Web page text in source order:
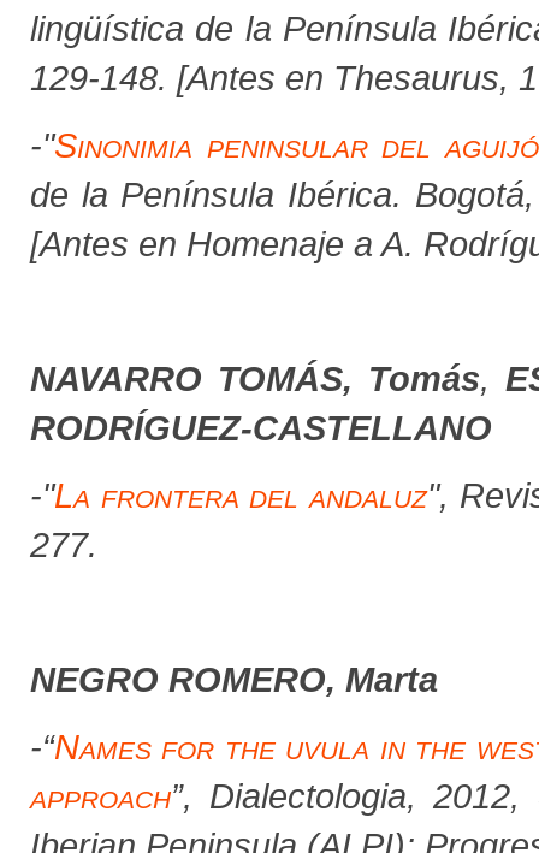
lingüística de la Península
129-148. [Antes en Thesaurus,
-"Sinonimia peninsular del
de la Península Ibérica.
[Antes en Homenaje a A.
NAVARRO TOMÁS, Tomás,
RODRÍGUEZ-CASTELLANO
-"La frontera del andaluz",
277.
NEGRO ROMERO, Marta
-“Names for the uvula in the
approach”, Dialectologia, 2012,